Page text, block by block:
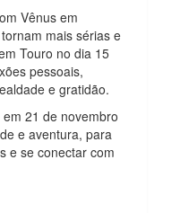
Vênus em
mais sérias e
Touro no dia 15
pessoais,
e gratidão.
21 de novembro
e aventura, para
e se conectar com